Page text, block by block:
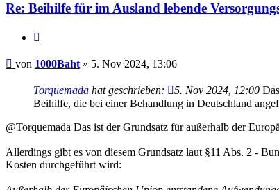
Re: Beihilfe für im Ausland lebende
Beitrag
von 1000Baht » 5. Nov 2024, 13:06
Torquemada hat geschrieben: 5. Nov 2024, 12:00
Beihilfe, die bei einer Behandlung in Deutschland
@Torquemada Das ist der Grundsatz für außerhalb der
Allerdings gibt es von diesem Grundsatz laut §11 Abs. 2 -
Kosten durchgeführt wird: